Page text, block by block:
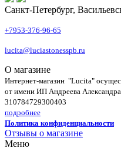
Санкт-Петербург,
+7953-376-96-65
lucita@luciastonesspb.ru
О магазине
Интернет-магазин "Lucita"
от имени ИП Андреева
310784729300403
подробнее
Политика конфиденциальности
Отзывы о магазине
Меню